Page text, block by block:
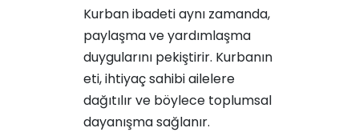
Kurban ibadeti aynı zamanda,
paylaşma ve yardımlaşma
duygularını pekiştirir. Kurbanın
eti, ihtiyaç sahibi ailelere
dağıtılır ve böylece toplumsal
dayanışma sağlanır.